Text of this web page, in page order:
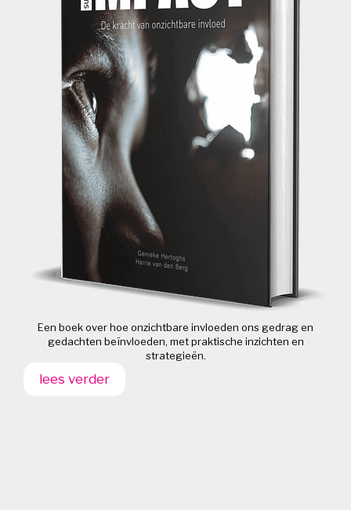
Een boek over hoe onzichtbare invloeden ons gedrag en
gedachten beïnvloeden, met praktische inzichten en
strategieën.
lees verder